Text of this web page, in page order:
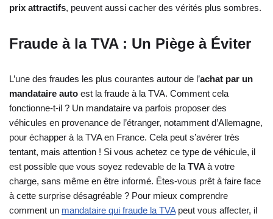
prix attractifs, peuvent aussi cacher des vérités plus sombres.
Fraude à la TVA : Un Piège à Éviter
L’une des fraudes les plus courantes autour de l’achat par un
mandataire auto est la fraude à la TVA. Comment cela
fonctionne-t-il ? Un mandataire va parfois proposer des
véhicules en provenance de l’étranger, notamment d’Allemagne,
pour échapper à la TVA en France. Cela peut s’avérer très
tentant, mais attention ! Si vous achetez ce type de véhicule, il
est possible que vous soyez redevable de la TVA à votre
charge, sans même en être informé. Êtes-vous prêt à faire face
à cette surprise désagréable ? Pour mieux comprendre
comment un mandataire qui fraude la TVApeut vous affecter, il